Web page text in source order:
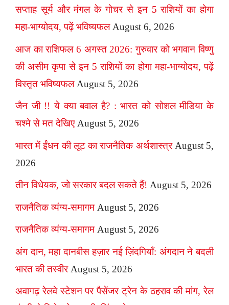
सप्ताह सूर्य और मंगल के गोचर से इन 5 राशियों का होगा
महा-भाग्योदय, पढ़ें भविष्यफल August 6, 2026
आज का राशिफल 6 अगस्त 2026: गुरुवार को भगवान विष्णु
की असीम कृपा से इन 5 राशियों का होगा महा-भाग्योदय, पढ़ें
विस्तृत भविष्यफल August 5, 2026
जैन जी !! ये क्या बवाल है? : भारत को सोशल मीडिया के
चश्मे से मत देखिए August 5, 2026
भारत में ईंधन की लूट का राजनैतिक अर्थशास्त्र August 5,
2026
तीन विधेयक, जो सरकार बदल सकते हैं! August 5, 2026
राजनैतिक व्यंग्य-समागम August 5, 2026
राजनैतिक व्यंग्य-समागम August 5, 2026
अंग दान, महा दानबीस हज़ार नई ज़िंदगियाँ: अंगदान ने बदली
भारत की तस्वीर August 5, 2026
अवागढ़ रेलवे स्टेशन पर पैसेंजर ट्रेन के ठहराव की मांग, रेल